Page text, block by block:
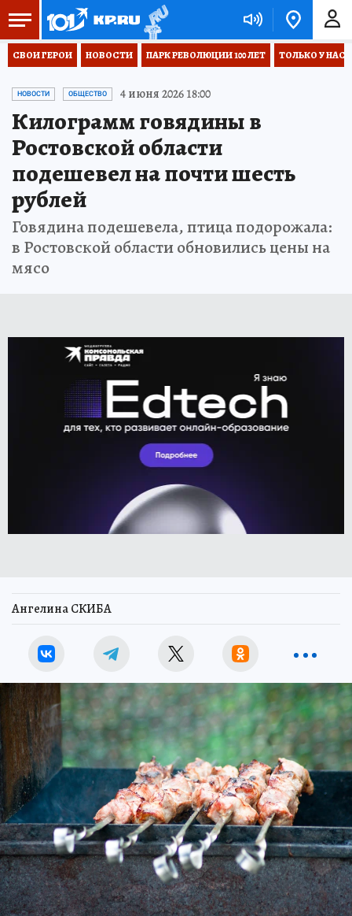
СВОИ ГЕРОИ НОВОСТИ ПАРК РЕВОЛЮЦИИ 100 ЛЕТ ТОЛЬКО У НАС
НОВОСТИ ОБЩЕСТВО 4 июня 2026 18:00
Килограмм говядины в
Ростовской области
подешевел на почти шесть
рублей
Говядина подешевела, птица подорожала:
в Ростовской области обновились цены на
мясо
Ангелина СКИБА